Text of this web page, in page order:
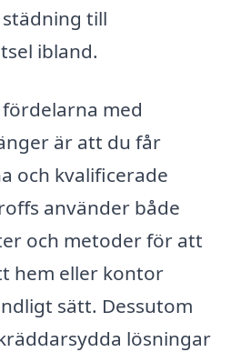
till
ibland.
med
är att du får
och kvalificerade
använder både
och metoder för att
hem eller kontor
sätt. Dessutom
lösningar